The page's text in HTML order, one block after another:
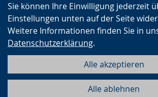
Sie können Ihre Einwilligung jederzeit
Einstellungen unten auf der Seite
Weitere Informationen finden Sie in
Datenschutzerklärung.
Alle akzeptieren
Alle ablehnen